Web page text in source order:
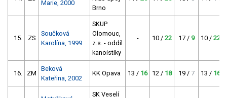
Marie, 2000
Brno
15. ZS
Součková
Karolína, 1999
SKUP
Olomouc,
z.s. - oddíl
kanoistiky
- 10 / 22 17 / 9 10 / 22
16. ZM
Beková
Kateřina, 2002
KK Opava 13 / 16 12 / 18 19 / 7 13 / 16
SK Veselí